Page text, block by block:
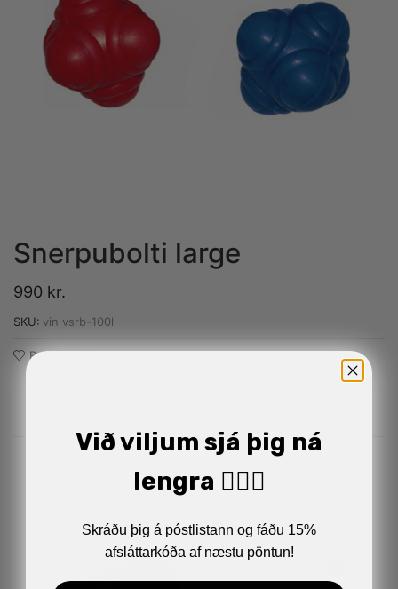
Snerpubolti large
990 kr.
SKU: vin vsrb-100l
Bæta við á óskalistann
Related Products
Við viljum sjá þig ná
lengra 🏋🏼‍♂️
Skráðu þig á póstlistann og fáðu 15%
afsláttarkóða af næstu pöntun!